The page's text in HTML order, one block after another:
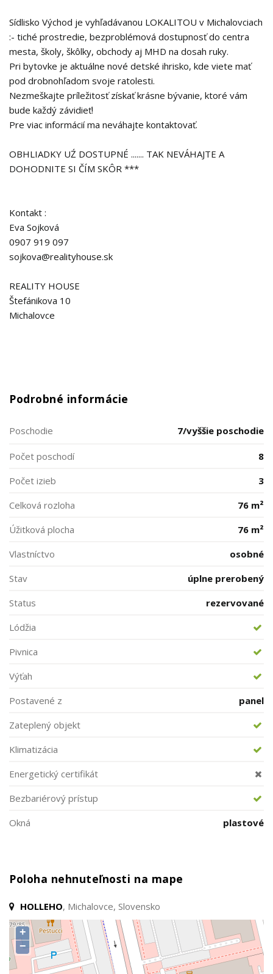
Sídlisko Východ je vyhľadávanou LOKALITOU v Michalovciach
:- tiché prostredie, bezproblémová dostupnosť do centra
mesta, školy, škôlky, obchody aj MHD na dosah ruky.
Pri bytovke je aktuálne nové detské ihrisko, kde viete mať
pod drobnohľadom svoje ratolesti.
Nezmeškajte príležitosť získať krásne bývanie, ktoré vám
bude každý závidieť!
Pre viac informácií ma neváhajte kontaktovať.
OBHLIADKY UŹ DOSTUPNÉ ....... TAK NEVÁHAJTE A
DOHODNITE SI ČÍM SKÔR ***
Kontakt :
Eva Sojková
0907 919 097
sojkova@realityhouse.sk
REALITY HOUSE
Štefánikova 10
Michalovce
Podrobné informácie
Poschodie 7/vyššie poschodie
Počet poschodí
8
Počet izieb
3
Celková rozloha
76 m²
Úžitková plocha
76 m²
Vlastníctvo
osobné
Stav
úplne prerobený
Status
rezervované
Lódžia
Pivnica
Výťah
Postavené z
panel
Zateplený objekt
Klimatizácia
Energetický certifikát
Bezbariérový prístup
Okná
plastové
Poloha nehnuteľnosti na mape
HOLLEHO, Michalovce, Slovensko
+
−